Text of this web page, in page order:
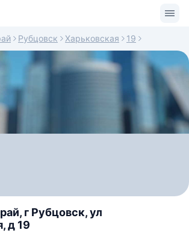
Рубцовск Харьковская 19
г Рубцовск, ул
д 19